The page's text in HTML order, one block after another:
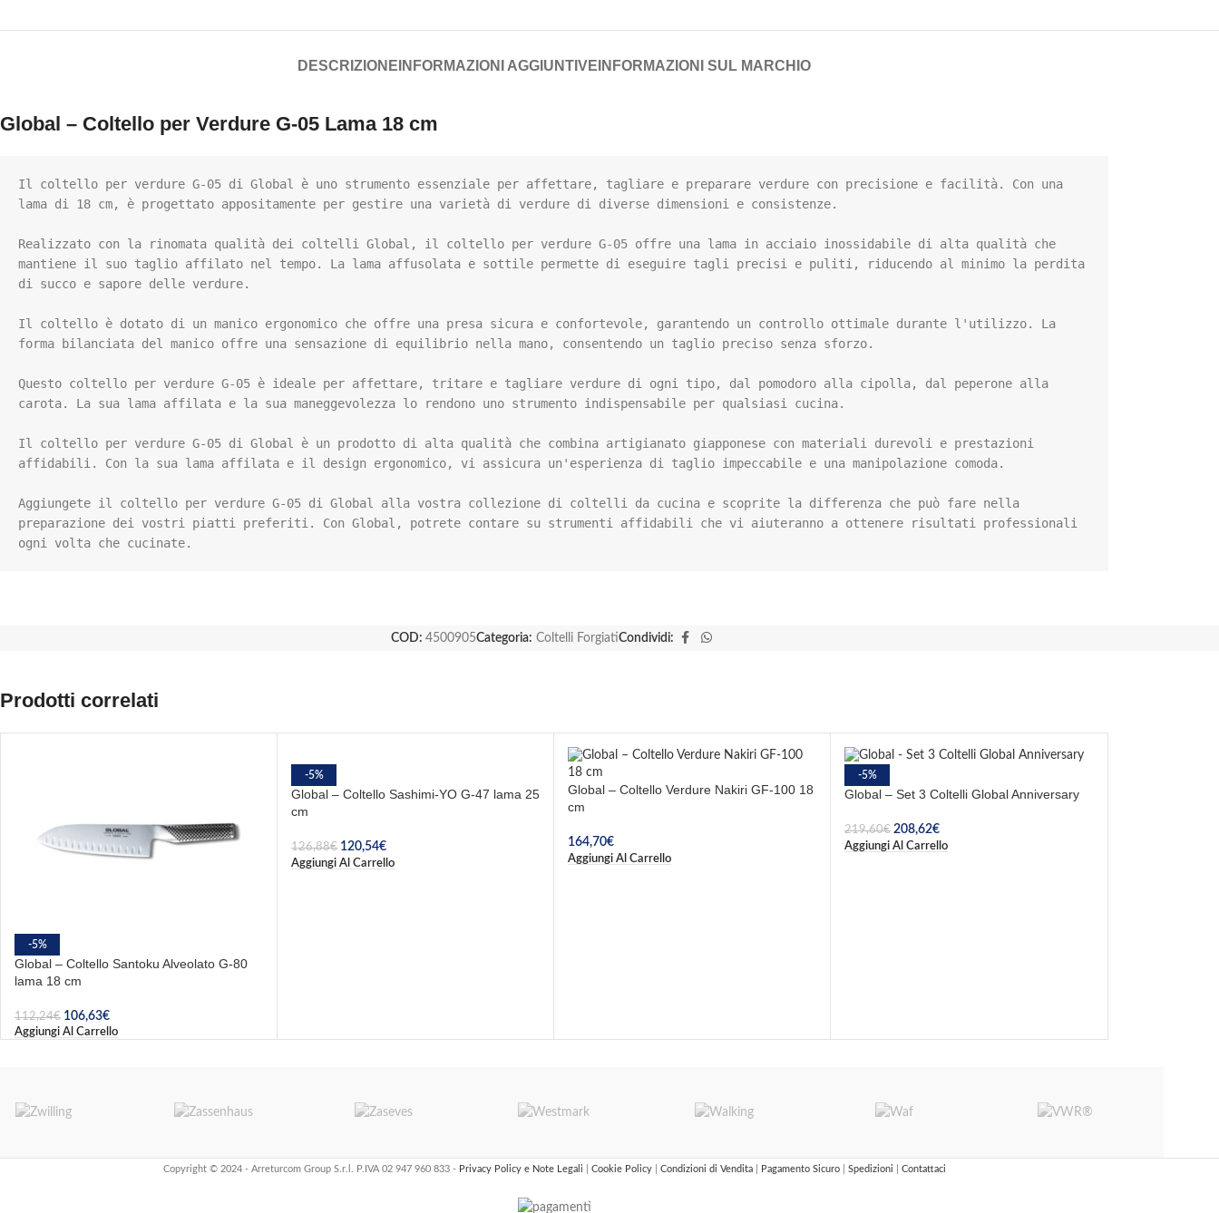
DESCRIZIONE INFORMAZIONI AGGIUNTIVE INFORMAZIONI SUL MARCHIO
Global – Coltello per Verdure G-05 Lama 18 cm
Il coltello per verdure G-05 di Global è uno strumento essenziale per affettare, tagliare e preparare verdure con precisione e facilità. Con una
lama di 18 cm, è progettato appositamente per gestire una varietà di verdure di diverse dimensioni e consistenze.
Realizzato con la rinomata qualità dei coltelli Global, il coltello per verdure G-05 offre una lama in acciaio inossidabile di alta qualità che
mantiene il suo taglio affilato nel tempo. La lama affusolata e sottile permette di eseguire tagli precisi e puliti, riducendo al minimo la perdita
di succo e sapore delle verdure.
Il coltello è dotato di un manico ergonomico che offre una presa sicura e confortevole, garantendo un controllo ottimale durante l'utilizzo. La
forma bilanciata del manico offre una sensazione di equilibrio nella mano, consentendo un taglio preciso senza sforzo.
Questo coltello per verdure G-05 è ideale per affettare, tritare e tagliare verdure di ogni tipo, dal pomodoro alla cipolla, dal peperone alla
carota. La sua lama affilata e la sua maneggevolezza lo rendono uno strumento indispensabile per qualsiasi cucina.
Il coltello per verdure G-05 di Global è un prodotto di alta qualità che combina artigianato giapponese con materiali durevoli e prestazioni
affidabili. Con la sua lama affilata e il design ergonomico, vi assicura un'esperienza di taglio impeccabile e una manipolazione comoda.
Aggiungete il coltello per verdure G-05 di Global alla vostra collezione di coltelli da cucina e scoprite la differenza che può fare nella
preparazione dei vostri piatti preferiti. Con Global, potrete contare su strumenti affidabili che vi aiuteranno a ottenere risultati professionali
ogni volta che cucinate.
COD: 4500905Categoria: Coltelli ForgiatiCondividi:
Prodotti correlati
-5%
Global – Coltello Santoku Alveolato G-80
lama 18 cm
112,24€ 106,63€
Aggiungi Al Carrello
-5%
Global – Coltello Sashimi-YO G-47 lama 25
cm
126,88€ 120,54€
Aggiungi Al Carrello
Global – Coltello Verdure Nakiri GF-100 18
cm
164,70€
Aggiungi Al Carrello
-5%
Global – Set 3 Coltelli Global Anniversary
219,60€ 208,62€
Aggiungi Al Carrello
Copyright © 2024 - Arreturcom Group S.r.l. P.IVA 02 947 960 833 - Privacy Policy e Note Legali Cookie Policy Condizioni di Vendita Pagamento Sicuro Spedizioni Contattaci